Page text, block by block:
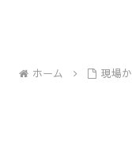
ホーム 現場